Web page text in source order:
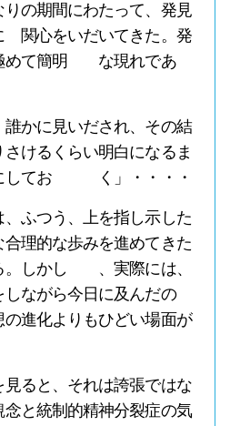
の期間にわたって、発見
心をいだいてきた。発
めて簡明 な現れであ
に見いだされ、その結
るくらい明白になるま
にしてお く」・・・・
つう、上を指し示した
的な歩みを進めてきた
。しかし 、実際には、
しながら今日に及んだの
進化よりもひどい場面が
と、それは誇張ではな
と統制的精神分裂症の気